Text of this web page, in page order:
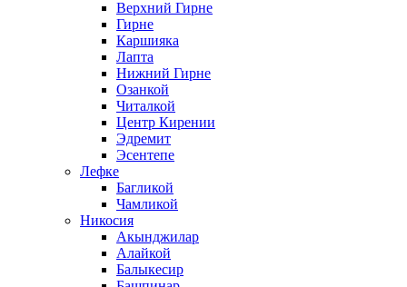
Верхний Гирне
Гирне
Каршияка
Лапта
Нижний Гирне
Озанкой
Читалкой
Центр Кирении
Эдремит
Эсентепе
Лефке
Багликой
Чамликой
Никосия
Акынджилар
Алайкой
Балыкесир